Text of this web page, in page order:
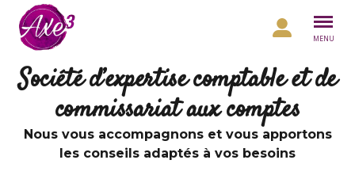
Aller au contenu
MENU
Société d’expertise comptable et de
commissariat aux comptes
Nous vous accompagnons et vous apportons
les conseils adaptés à vos besoins